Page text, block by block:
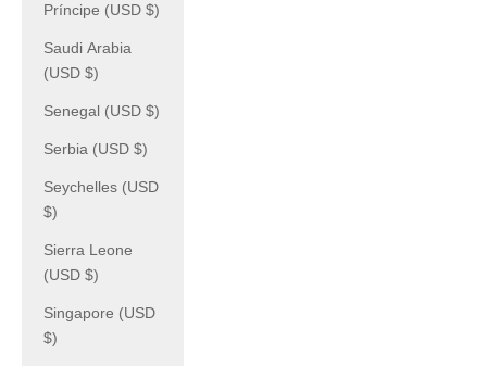
Príncipe (USD $)
Saudi Arabia
(USD $)
Senegal (USD $)
Serbia (USD $)
Seychelles (USD
$)
Sierra Leone
(USD $)
Singapore (USD
$)